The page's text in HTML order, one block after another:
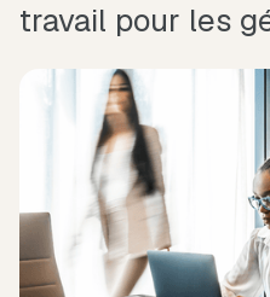
travail pour les